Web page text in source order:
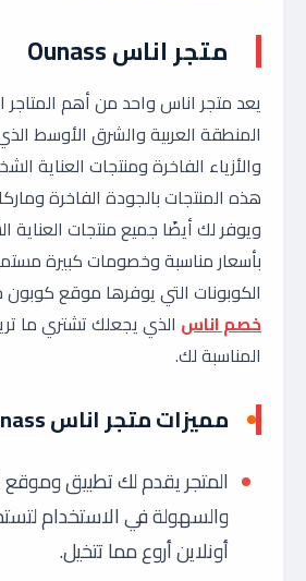
متجر اناس Ounass
يعد متجر اناس واحد من أهم المتاجر
المنطقة العربية والشرق الأوسط
والأزياء الفاخرة ومنتجات العناية
هذه المنتجات بالجودة الفاخرة
ويوفر لك أيضًا جميع منتجات العناية
بأسعار مناسبة وخصومات كبيرة
الكوبونات التي يوفرها موقع
خصم اناس الذي يجعلك تشتري ما
المناسبة لك.
مميزات متجر اناس Ounass
المتجر يقدم لك تطبيق
والسهولة في الاستخدام
أونلاين أروع مما تتخيل.